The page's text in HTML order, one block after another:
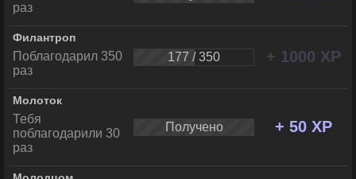
раз
Филантроп
Поблагодарил 350
раз
177 / 350 + 1000 XP
Молоток
Тебя
поблагодарили 30
раз
Получено + 50 XP